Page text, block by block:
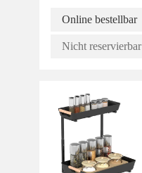
Online bestellbar
Nicht reservierbar